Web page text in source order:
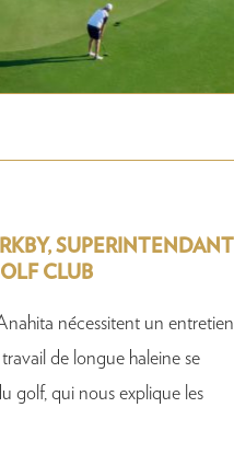
SUPERINTENDANT
CLUB
nécessitent un entretien
de longue haleine se
golf, qui nous explique les